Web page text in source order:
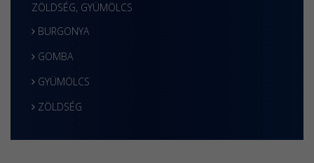
ZÖLDSÉG, GYÜMÖLCS
BURGONYA
GOMBA
GYÜMÖLCS
ZÖLDSÉG